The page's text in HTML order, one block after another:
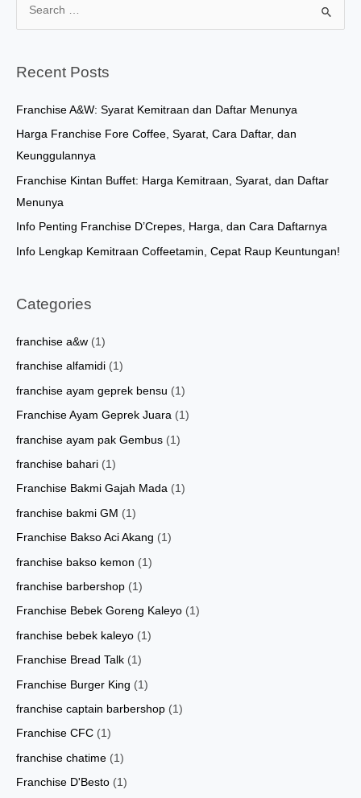
r
h
f
o
r
:
Recent Posts
Franchise A&W: Syarat Kemitraan dan Daftar Menunya
Harga Franchise Fore Coffee, Syarat, Cara Daftar, dan
Keunggulannya
Franchise Kintan Buffet: Harga Kemitraan, Syarat, dan Daftar
Menunya
Info Penting Franchise D’Crepes, Harga, dan Cara Daftarnya
Info Lengkap Kemitraan Coffeetamin, Cepat Raup Keuntungan!
Categories
franchise a&w (1)
franchise alfamidi (1)
franchise ayam geprek bensu (1)
Franchise Ayam Geprek Juara (1)
franchise ayam pak Gembus (1)
franchise bahari (1)
Franchise Bakmi Gajah Mada (1)
franchise bakmi GM (1)
Franchise Bakso Aci Akang (1)
franchise bakso kemon (1)
franchise barbershop (1)
Franchise Bebek Goreng Kaleyo (1)
franchise bebek kaleyo (1)
Franchise Bread Talk (1)
Franchise Burger King (1)
franchise captain barbershop (1)
Franchise CFC (1)
franchise chatime (1)
Franchise D'Besto (1)